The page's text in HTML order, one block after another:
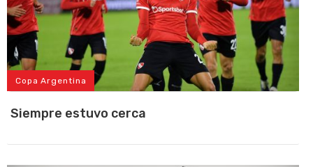
Copa Argentina
Siempre estuvo cerca